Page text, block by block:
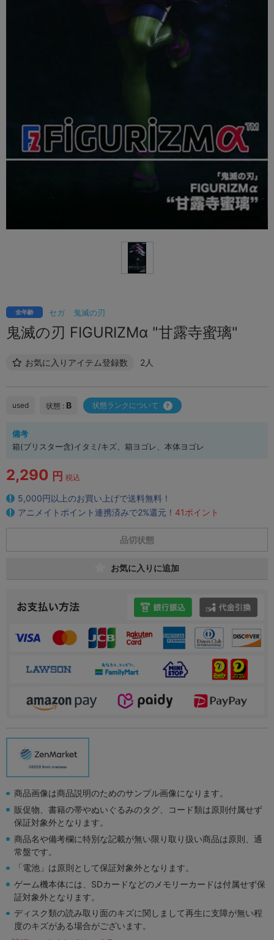
セガ 鬼滅の刃
全年齢
鬼滅の刃 FIGURIZMα "甘露寺蜜璃"
お気に入りアイテム登録数 2人
used 状態 : B 状態ランクについて
備考
箱(ブリスター含)イタミ/キズ、箱ヨゴレ、本体ヨゴレ
2,290 円 税込
5,000円以上のお買い上げで送料無料！
アニメイトポイント連携済みで2%還元！ 41ポイント
品切状態
お気に入りに追加
商品画像は商品説明のためのサンプル画像になります。
販促物、書籍の帯やぬいぐるみのタグ、コード類は原則付属せず
保証対象外となります。
商品名や備考欄に特別な記載が無い限り取り扱い商品は原則、通
常盤です。
「電池」は原則として保証対象外となります。
ゲーム機本体には、SDカードなどのメモリーカードは付属せず保
証対象外となります。
ディスク類の読み取り面のキズに関しまして再生に支障が無い程
度のキズがある場合がございます。